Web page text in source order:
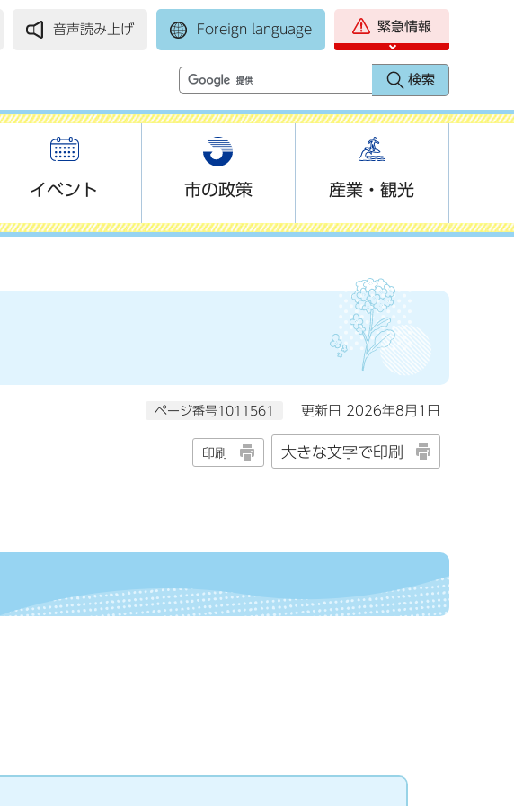
音声読み上げ Foreign language 緊急情報
イベント 市の政策 産業・観光
ページ番号1011561 更新日 2026年8月1日
印刷 大きな文字で印刷